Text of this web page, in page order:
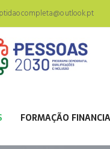
FORMAÇÃO